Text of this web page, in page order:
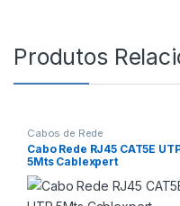
Produtos
Cabos de Rede
Cabo Rede RJ45 CAT5E
5Mts Cablexpert